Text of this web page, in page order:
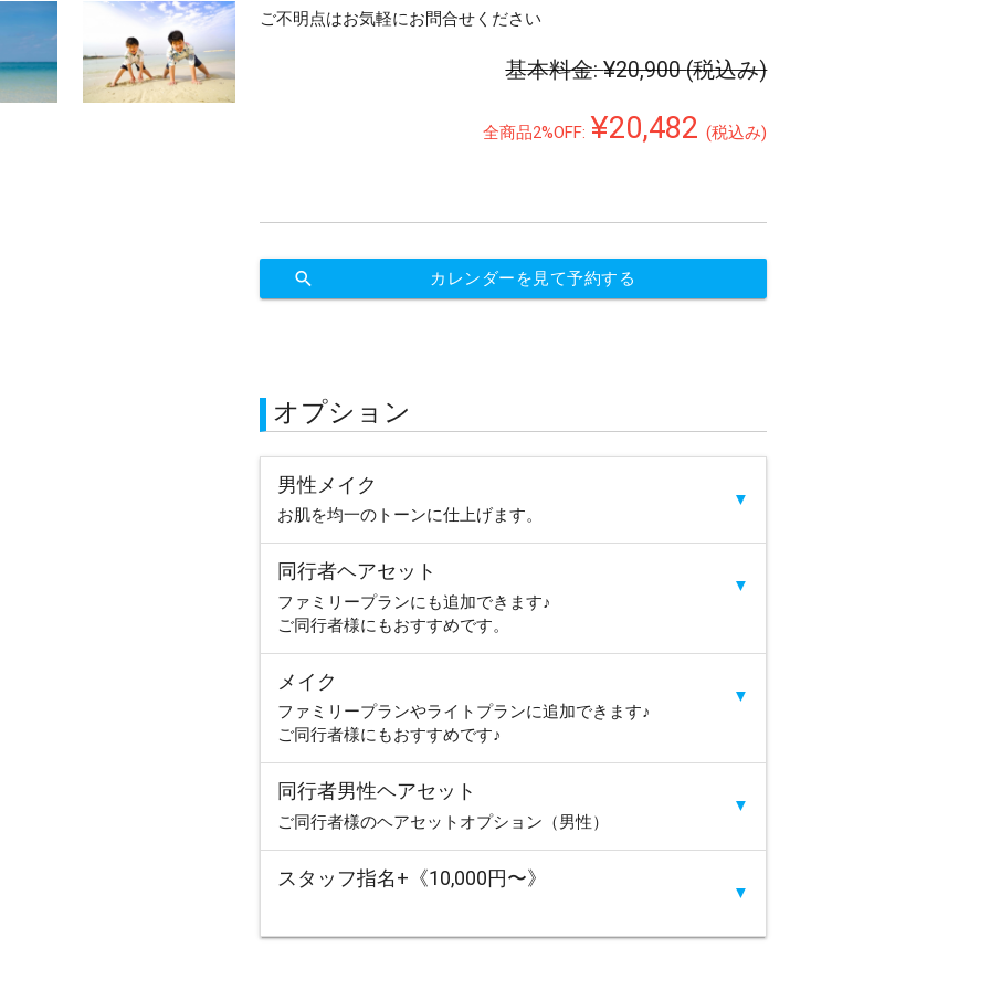
ご不明点はお気軽にお問合せください
基本料金:¥20,900(税込み)
全商品2%OFF: ¥20,482(税込み)
search カレンダーを見て予約する
オプション
▼
男性メイク
お肌を均一のトーンに仕上げます。
▼
同行者ヘアセット
ファミリープランにも追加できます♪
ご同行者様にもおすすめです。
▼
メイク
ファミリープランやライトプランに追加できます♪
ご同行者様にもおすすめです♪
▼
同行者男性ヘアセット
ご同行者様のヘアセットオプション（男性）
▼
スタッフ指名+《10,000円〜》
絞り込みで検索